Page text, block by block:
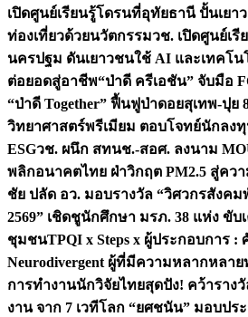
เปิดศูนย์เรียนรู้โดรนที่อุทัยธานี ปั้นเย
ท่องเที่ยวด้วยนวัตกรรมวช. เปิดศูนย์เ
นครปฐม ดันเยาวชนใช้ AI และเทคโน
ต่อยอดสู่อาชีพ“ป่าดี ครีเอชัน” จับมือ
“ป่าดี Together” ฟื้นฟูป่าดอยสุเทพ-ปุย
วิทยาศาสตร์พรีเมียม ตอบโจทย์นักลง
ESGวช. ผนึก สทนช.-สอศ. ลงนาม
พลิกอนาคตไทย ฝ่าวิกฤต PM2.5 สู่คว
ชัย ปลัด อว. มอบรางวัล “วิศวกรสังค
2569” เชิดชูนักศึกษา มรภ. 38 แห่ง ขั
ชุมชนTPQI x Steps x ผู้ประกอบการ :
Neurodivergent ผู้ที่มีความหลากหลา
การทำงานนักวิจัยไทยสุดปัง! คว้าราง
งาน จาก 7 เวทีโลก “ยศชนัน” มอบปร